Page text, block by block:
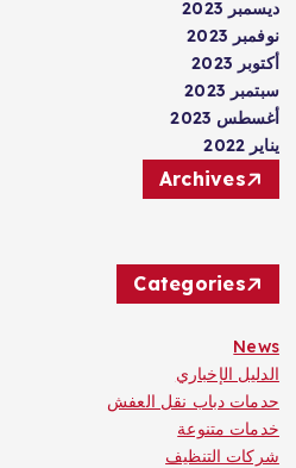
ديسمبر 2023
نوفمبر 2023
أكتوبر 2023
سبتمبر 2023
أغسطس 2023
يناير 2022
Archives
Categories
News
الدليل الإخباري
حدمات دباب نقل العفش
خدمات متنوعة
شركات التنظيف